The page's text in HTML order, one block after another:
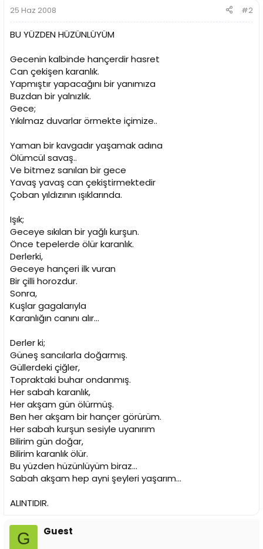
25 Haz 2008 #2
BU YÜZDEN HÜZÜNLÜYÜM
Gecenin kalbinde hançerdir hasret
Can çekişen karanlık.
Yapmıştır yapacağını bir yanımıza
Buzdan bir yalnızlık.
Gece;
Yıkılmaz duvarlar örmekte içimize..
Yaman bir kavgadır yaşamak adına
Ölümcül savaş..
Ve bitmez sanılan bir gece
Yavaş yavaş can çekiştirmektedir
Çoban yıldızının ışıklarında.
Işık;
Geceye sıkılan bir yağlı kurşun.
Önce tepelerde ölür karanlık.
Derlerki,
Geceye hançeri ilk vuran
Bir çilli horozdur.
Sonra,
Kuşlar gagalarıyla
Karanlığın canını alır...
Derler ki;
Güneş sancılarla doğarmış.
Güllerdeki çiğler,
Topraktaki buhar ondanmış.
Her sabah karanlık,
Her akşam gün ölürmüş.
Ben her akşam bir hançer görürüm.
Her sabah kurşun sesiyle uyanırım
Bilirim gün doğar,
Bilirim karanlık ölür.
Bu yüzden hüzünlüyüm biraz...
Sabah akşam hep ayni şeyleri yaşarım...
ALINTIDIR.
G Guest